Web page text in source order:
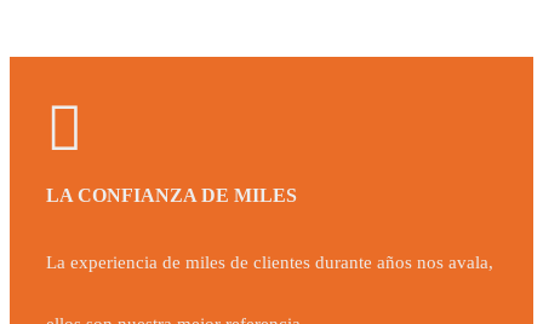
LA CONFIANZA DE MILES
La experiencia de miles de clientes durante años nos avala,